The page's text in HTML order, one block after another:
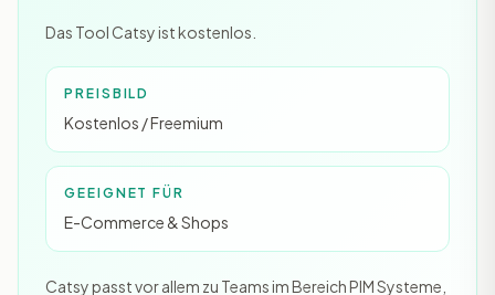
Das Tool Catsy ist kostenlos.
PREISBILD
Kostenlos / Freemium
GEEIGNET FÜR
E-Commerce & Shops
Catsy passt vor allem zu Teams im Bereich PIM Systeme,